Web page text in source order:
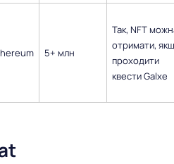
5+ млн
Так, NFT
отримати,
проходити
квести Galxe